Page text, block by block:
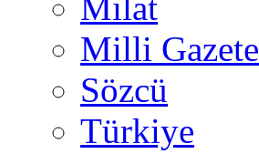
Milat
Milli Gazete
Sözcü
Türkiye